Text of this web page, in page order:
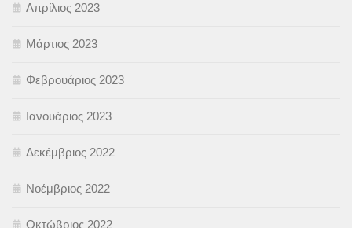
Απρίλιος 2023
Μάρτιος 2023
Φεβρουάριος 2023
Ιανουάριος 2023
Δεκέμβριος 2022
Νοέμβριος 2022
Οκτώβριος 2022